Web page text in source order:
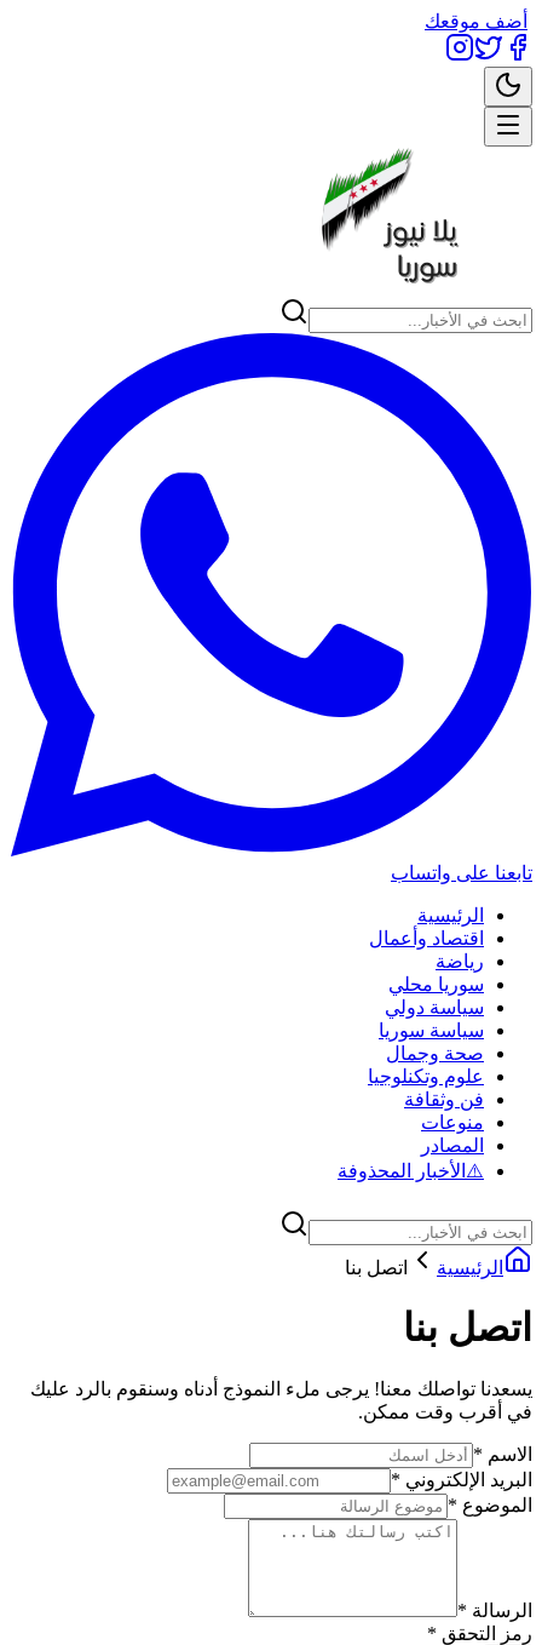
أضف موقعك
تابعنا على واتساب
الرئيسية
اقتصاد وأعمال
رياضة
سوريا محلي
سياسة دولي
سياسة سوريا
صحة وجمال
علوم وتكنلوجيا
فن وثقافة
منوعات
المصادر
⚠️ الأخبار المحذوفة
الرئيسية اتصل بنا
اتصل بنا
يسعدنا تواصلك معنا! يرجى ملء النموذج أدناه وسنقوم بالرد عليك
في أقرب وقت ممكن.
الاسم *
البريد الإلكتروني *
الموضوع *
الرسالة *
رمز التحقق *